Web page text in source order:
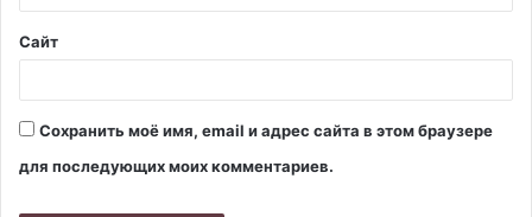
Сайт
Сохранить моё имя, email и адрес сайта в этом браузере
для последующих моих комментариев.